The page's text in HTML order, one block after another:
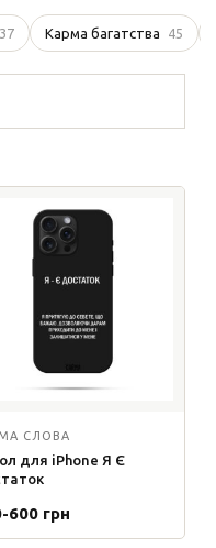
37 Карма багатства 45
СЛОВА
для iPhone Я Є
600 грн